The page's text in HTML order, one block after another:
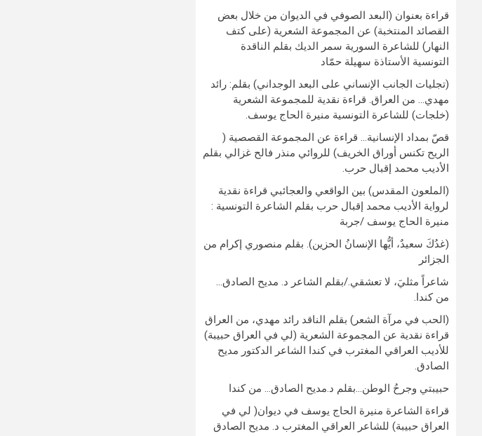
قراءة بعنوان (البعد الصوفي في الديوان من خلال بعض
القصائد المنتخبة) عن المجموعة الشعرية (على كتف
النهار) للشاعرة السورية سمر الديك بقلم الناقدة
التونسية الأستاذة سهيلة حمّاد
(تجليات الجانب الإنساني على البعد الوجداني) بقلم: رائد
مهدي… من العراق. قراءة نقدية للمجموعة الشعرية
(خلجات) للشاعرة التونسية منيرة الحاج يوسف.
قصّ بمداد الإنسانية… قراءة عن المجموعة القصصية (
الريح تكنس أوراق الخريف) للروائي منذر فالح غزالي بقلم
الأديب محمد إقبال حرب.
(الملعون المقدس) بين الواقعي والعجائبي قراءة نقدية
لرواية الأديب محمد إقبال حرب بقلم الشاعرة التونسية :
منيرة الحاج يوسف /جربة
(غدُكَ سعيدٌ، أيُّها الإنسانُ الحزين). بقلم منصوري إكرام من
الجزائر
شاعراً مثليَ، لا تعشقي./بقلم الشاعر د. مديح الصادق…
من كندا.
(الحب في مرآة الشعر) بقلم الناقد رائد مهدي، من العراق
قراءة نقدية عن المجموعة الشعرية (لي في العراق حبيبة)
للأديب العراقي المغترب في كندا الشاعر الدكتور مديح
الصادق.
حبيبتي وجرحُ الوطن…بقلم د.مديح الصادق… من كندا
قراءة الشاعرة منيرة الحاج يوسف في ديوان( لي في
العراق حبيبة) للشاعر العراقي المغترب د. مديح الصادق